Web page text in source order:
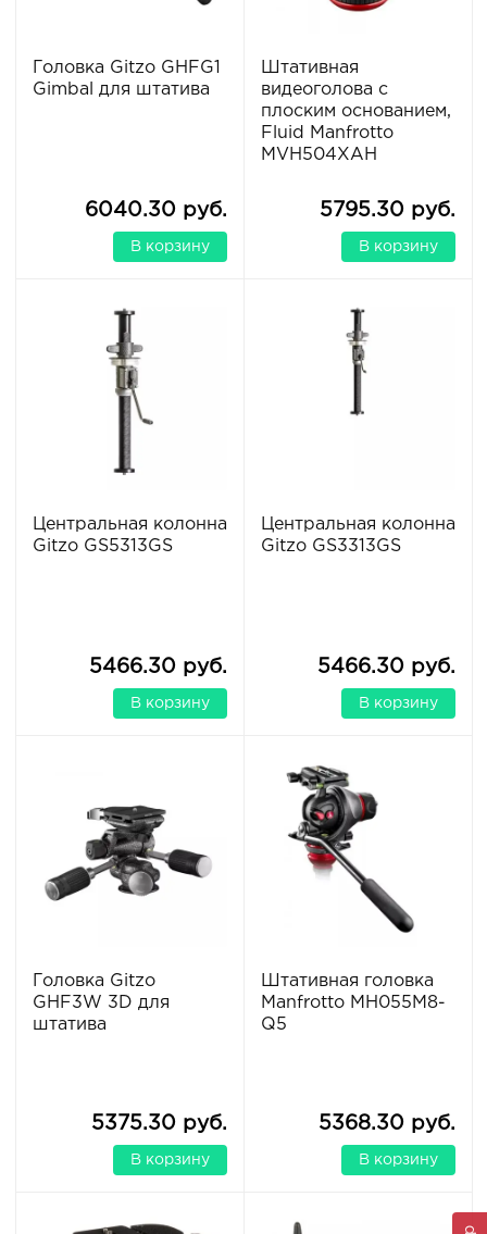
Головка Gitzo GHFG1
Gimbal для штатива
6040.30 руб.
В корзину
Штативная
видеоголова с
плоским основанием,
Fluid Manfrotto
MVH504XAH
5795.30 руб.
В корзину
Центральная колонна
Gitzo GS5313GS
5466.30 руб.
В корзину
Центральная колонна
Gitzo GS3313GS
5466.30 руб.
В корзину
Головка Gitzo
GHF3W 3D для
штатива
5375.30 руб.
В корзину
Штативная головка
Manfrotto MH055M8-
Q5
5368.30 руб.
В корзину